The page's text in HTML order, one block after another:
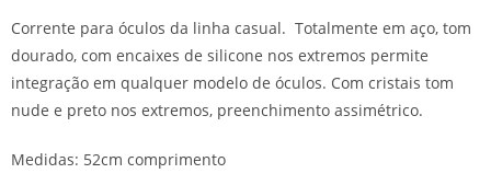
Corrente para óculos da linha casual. Totalmente em aço, tom
dourado, com encaixes de silicone nos extremos permite
integração em qualquer modelo de óculos. Com cristais tom
nude e preto nos extremos, preenchimento assimétrico.
Medidas: 52cm comprimento